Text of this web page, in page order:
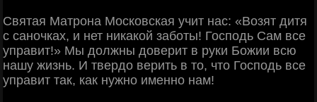
Святая Матрона Московская учит нас: «Возят дитя
с саночках, и нет никакой заботы! Господь Сам все
управит!» Мы должны доверит в руки Божии всю
нашу жизнь. И твердо верить в то, что Господь все
управит так, как нужно именно нам!